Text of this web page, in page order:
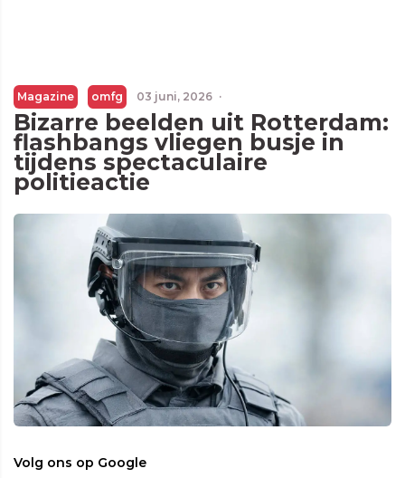
Magazine omfg 03 juni, 2026 ·
Bizarre beelden uit Rotterdam:
flashbangs vliegen busje in
tijdens spectaculaire
politieactie
Volg ons op Google